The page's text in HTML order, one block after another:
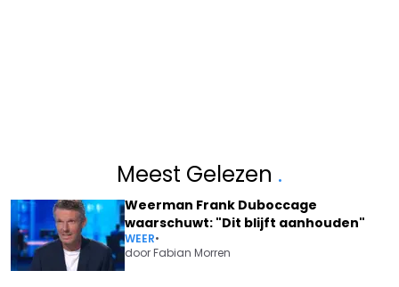
Meest Gelezen .
Weerman Frank Duboccage
waarschuwt: "Dit blijft aanhouden"
WEER•
doorFabian Morren